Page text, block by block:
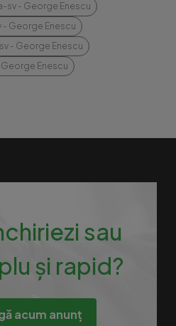
sv - George Enescu
- George Enescu
- George Enescu
George Enescu
sau
și rapid?
acum anunț